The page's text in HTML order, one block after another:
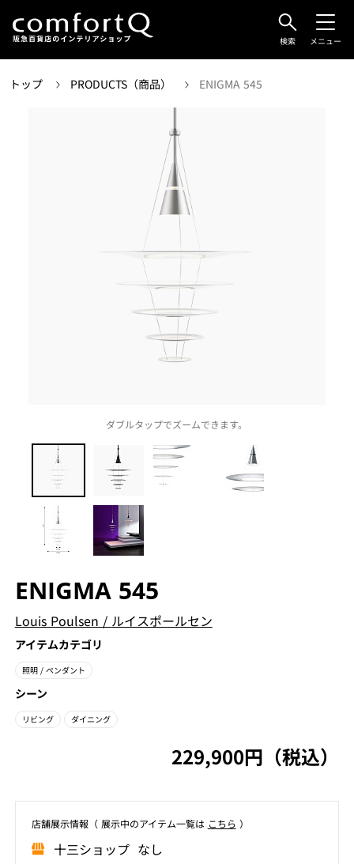
検索 メニュー
トップ PRODUCTS（商品） ENIGMA 545
ダブルタップでズームできます。
ENIGMA 545
Louis Poulsen / ルイスポールセン
アイテムカテゴリ
照明 / ペンダント
シーン
リビング ダイニング
229,900円（税込）
店舗展⽰情報（ 展⽰中のアイテム⼀覧は こちら ）
⼗三ショップ なし